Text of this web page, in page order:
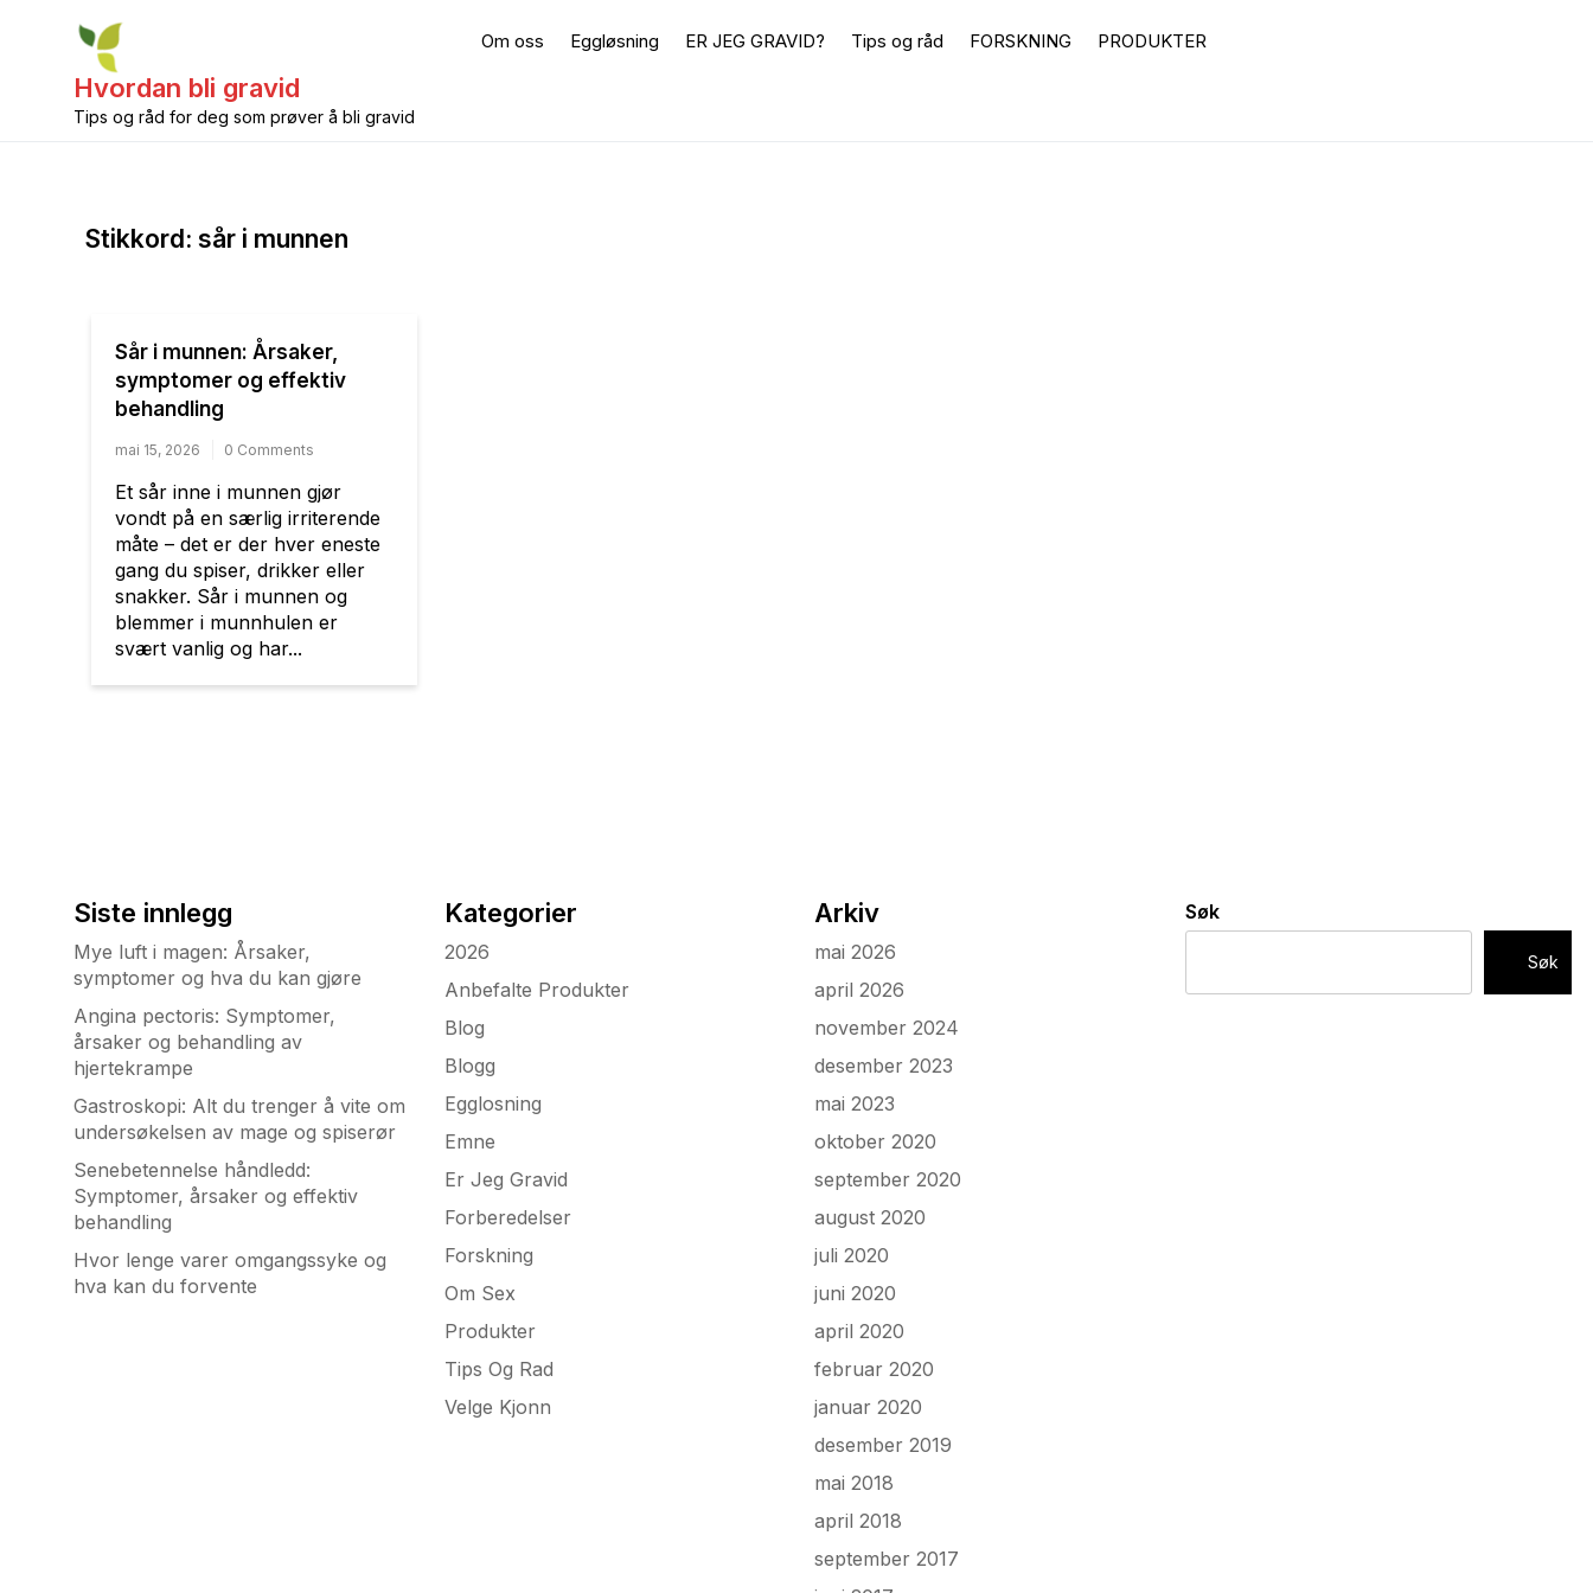
Hvordan bli gravid
Tips og råd for deg som prøver å bli gravid
Om oss Eggløsning ER JEG GRAVID? Tips og råd FORSKNING PRODUKTER
Stikkord: sår i munnen
Sår i munnen: Årsaker,
symptomer og effektiv
behandling
mai 15, 2026 0 Comments
Et sår inne i munnen gjør
vondt på en særlig irriterende
måte – det er der hver eneste
gang du spiser, drikker eller
snakker. Sår i munnen og
blemmer i munnhulen er
svært vanlig og har...
Siste innlegg
Mye luft i magen: Årsaker,
symptomer og hva du kan gjøre
Angina pectoris: Symptomer,
årsaker og behandling av
hjertekrampe
Gastroskopi: Alt du trenger å vite om
undersøkelsen av mage og spiserør
Senebetennelse håndledd:
Symptomer, årsaker og effektiv
behandling
Hvor lenge varer omgangssyke og
hva kan du forvente
Kategorier
2026
Anbefalte Produkter
Blog
Blogg
Egglosning
Emne
Er Jeg Gravid
Forberedelser
Forskning
Om Sex
Produkter
Tips Og Rad
Velge Kjonn
Arkiv
mai 2026
april 2026
november 2024
desember 2023
mai 2023
oktober 2020
september 2020
august 2020
juli 2020
juni 2020
april 2020
februar 2020
januar 2020
desember 2019
mai 2018
april 2018
september 2017
Søk
Søk